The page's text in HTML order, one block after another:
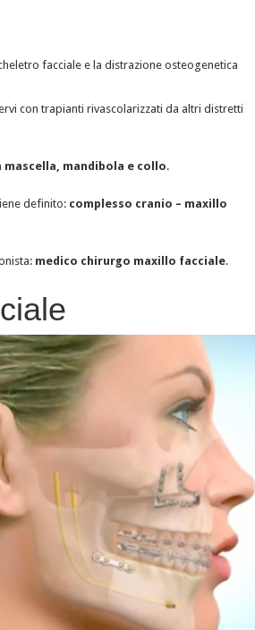
facciale e la distrazione osteogenetica
con trapianti rivascolarizzati da altri distretti
mascella, mandibola e collo.
definito: complesso cranio – maxillo
medico chirurgo maxillo facciale.